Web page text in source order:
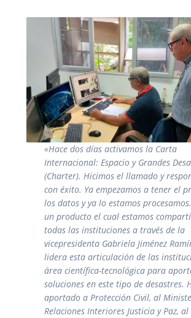
«Hace dos días activamos la Carta
Internacional: Espacio y Grandes
(Charter). Hicimos el llamado y
con éxito. Ya empezamos a tener el
los datos y ya lo estamos
un producto el cual estamos
todas las instituciones a través de la
vicepresidenta Gabriela Jiménez
lidera esta articulación de las
área científica-tecnológica para
soluciones en este tipo de desastres.
aportado a Protección Civil, al
Relaciones Interiores Justicia y Paz,